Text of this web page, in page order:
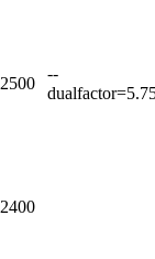
2500
--
2400